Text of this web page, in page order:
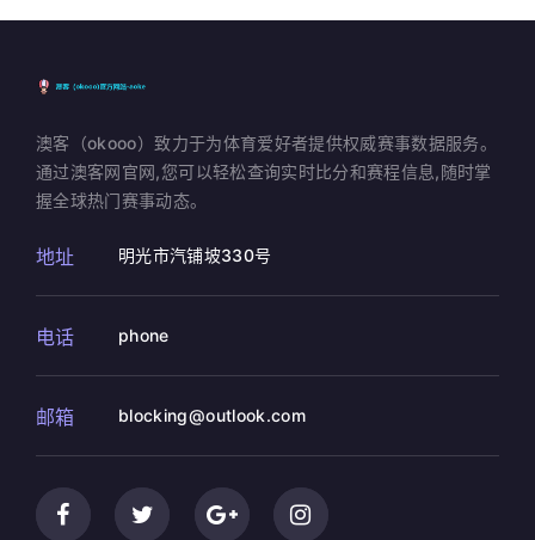
澳客（okooo）致力于为体育爱好者提供权威赛事数据服务。
通过澳客网官网,您可以轻松查询实时比分和赛程信息,随时掌
握全球热门赛事动态。
地址 明光市汽铺坡330号
电话 phone
邮箱 blocking@outlook.com